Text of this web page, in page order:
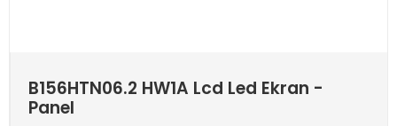
B156HTN06.2 HW1A Lcd Led Ekran -
Panel